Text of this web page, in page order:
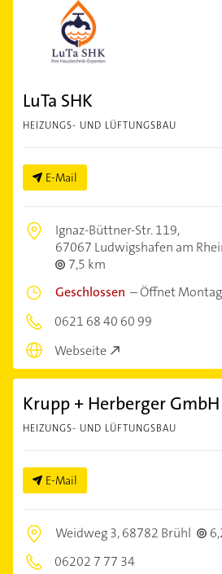
LuTa SHK
HEIZUNGS- UND LÜFTUNGSBAU
E-Mail
Ignaz-Büttner-Str. 119,
67067 Ludwigshafen am
7,5 km
Geschlossen –Öffnet
0621 68 40 60 99
Webseite
Krupp + Herberger GmbH
HEIZUNGS- UND LÜFTUNGSBAU
E-Mail
Weidweg 3,68782 Brühl
06202 7 77 34